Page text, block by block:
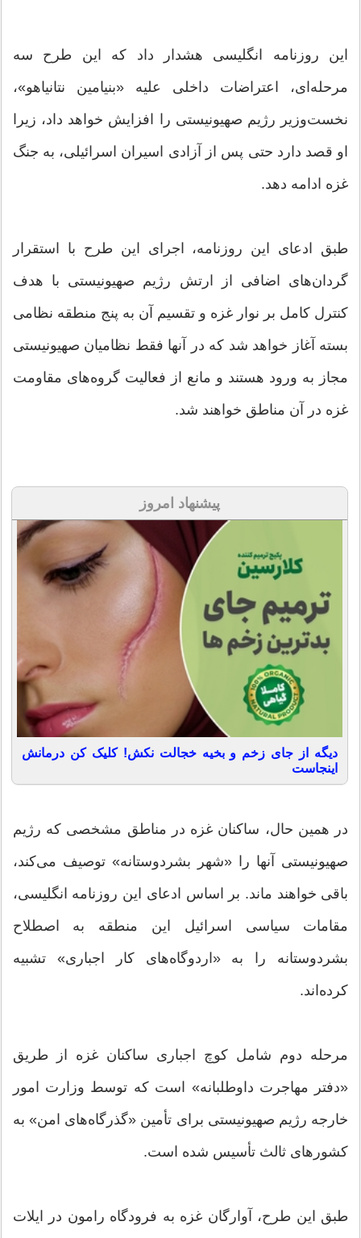
این روزنامه انگلیسی هشدار داد که این طرح سه
مرحله‌ای، اعتراضات داخلی علیه «بنیامین نتانیاهو»،
نخست‌وزیر رژیم صهیونیستی را افزایش خواهد داد، زیرا
او قصد دارد حتی پس از آزادی اسیران اسرائیلی، به جنگ
غزه ادامه دهد.
طبق ادعای این روزنامه، اجرای این طرح با استقرار
گردان‌های اضافی از ارتش رژیم صهیونیستی با هدف
کنترل کامل بر نوار غزه و تقسیم آن به پنج منطقه نظامی
بسته آغاز خواهد شد که در آنها فقط نظامیان صهیونیستی
مجاز به ورود هستند و مانع از فعالیت گروه‌های مقاومت
غزه در آن مناطق خواهند شد.
پیشنهاد امروز
دیگه از جای زخم و بخیه خجالت نکش! کلیک کن درمانش
اینجاست
در همین حال، ساکنان غزه در مناطق مشخصی که رژیم
صهیونیستی آنها را «شهر بشردوستانه» توصیف می‌کند،
باقی خواهند ماند. بر اساس ادعای این روزنامه انگلیسی،
مقامات سیاسی اسرائیل این منطقه به اصطلاح
بشردوستانه را به «اردوگاه‌های کار اجباری» تشبیه
کرده‌اند.
مرحله دوم شامل کوچ اجباری ساکنان غزه از طریق
«دفتر مهاجرت داوطلبانه» است که توسط وزارت امور
خارجه رژیم صهیونیستی برای تأمین «گذرگاه‌های امن» به
کشورهای ثالث تأسیس شده است.
طبق این طرح، آوارگان غزه به فرودگاه رامون در ایلات